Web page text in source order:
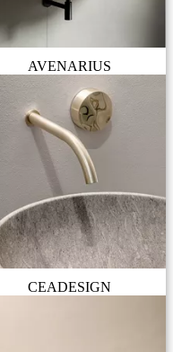
AVENARIUS
CEADESIGN